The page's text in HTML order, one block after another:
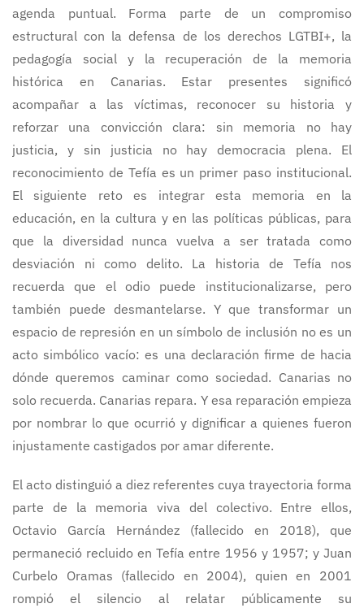
agenda puntual. Forma parte de un compromiso
estructural con la defensa de los derechos LGTBI+, la
pedagogía social y la recuperación de la memoria
histórica en Canarias. Estar presentes significó
acompañar a las víctimas, reconocer su historia y
reforzar una convicción clara: sin memoria no hay
justicia, y sin justicia no hay democracia plena. El
reconocimiento de Tefía es un primer paso institucional.
El siguiente reto es integrar esta memoria en la
educación, en la cultura y en las políticas públicas, para
que la diversidad nunca vuelva a ser tratada como
desviación ni como delito. La historia de Tefía nos
recuerda que el odio puede institucionalizarse, pero
también puede desmantelarse. Y que transformar un
espacio de represión en un símbolo de inclusión no es un
acto simbólico vacío: es una declaración firme de hacia
dónde queremos caminar como sociedad. Canarias no
solo recuerda. Canarias repara. Y esa reparación empieza
por nombrar lo que ocurrió y dignificar a quienes fueron
injustamente castigados por amar diferente.
El acto distinguió a diez referentes cuya trayectoria forma
parte de la memoria viva del colectivo. Entre ellos,
Octavio García Hernández (fallecido en 2018), que
permaneció recluido en Tefía entre 1956 y 1957; y Juan
Curbelo Oramas (fallecido en 2004), quien en 2001
rompió el silencio al relatar públicamente su